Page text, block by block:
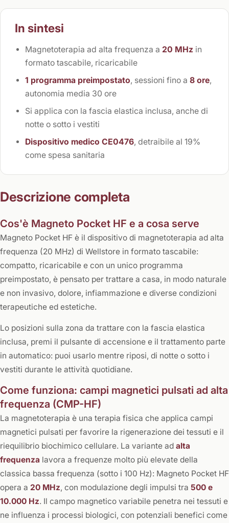
In sintesi
Magnetoterapia ad alta frequenza a 20 MHz in
formato tascabile, ricaricabile
1 programma preimpostato, sessioni fino a 8 ore,
autonomia media 30 ore
Si applica con la fascia elastica inclusa, anche di
notte o sotto i vestiti
Dispositivo medico CE0476, detraibile al 19%
come spesa sanitaria
Descrizione completa
Cos'è Magneto Pocket HF e a cosa serve
Magneto Pocket HF è il dispositivo di magnetoterapia ad alta
frequenza (20 MHz) di Wellstore in formato tascabile:
compatto, ricaricabile e con un unico programma
preimpostato, è pensato per trattare a casa, in modo naturale
e non invasivo, dolore, infiammazione e diverse condizioni
terapeutiche ed estetiche.
Lo posizioni sulla zona da trattare con la fascia elastica
inclusa, premi il pulsante di accensione e il trattamento parte
in automatico: puoi usarlo mentre riposi, di notte o sotto i
vestiti durante le attività quotidiane.
Come funziona: campi magnetici pulsati ad alta
frequenza (CMP-HF)
La magnetoterapia è una terapia fisica che applica campi
magnetici pulsati per favorire la rigenerazione dei tessuti e il
riequilibrio biochimico cellulare. La variante ad alta
frequenza lavora a frequenze molto più elevate della
classica bassa frequenza (sotto i 100 Hz): Magneto Pocket HF
opera a 20 MHz, con modulazione degli impulsi tra 500 e
10.000 Hz. Il campo magnetico variabile penetra nei tessuti e
ne influenza i processi biologici, con potenziali benefici come